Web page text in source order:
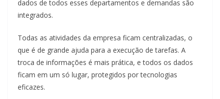
dados de todos esses departamentos e demandas são
integrados.
Todas as atividades da empresa ficam centralizadas, o
que é de grande ajuda para a execução de tarefas. A
troca de informações é mais prática, e todos os dados
ficam em um só lugar, protegidos por tecnologias
eficazes.